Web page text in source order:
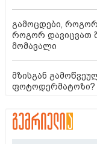
გამოცდები,
როგორ დავიცვათ
მომავალი
მზისგან
ფოტოდერმატოზი?